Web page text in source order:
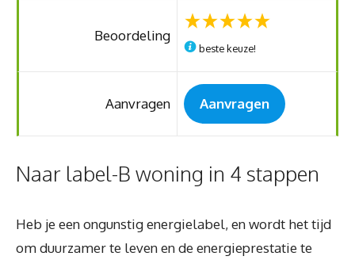
Beoordeling
beste keuze!
Aanvragen Aanvragen
Naar label-B woning in 4 stappen
Heb je een ongunstig energielabel, en wordt het tijd
om duurzamer te leven en de energieprestatie te